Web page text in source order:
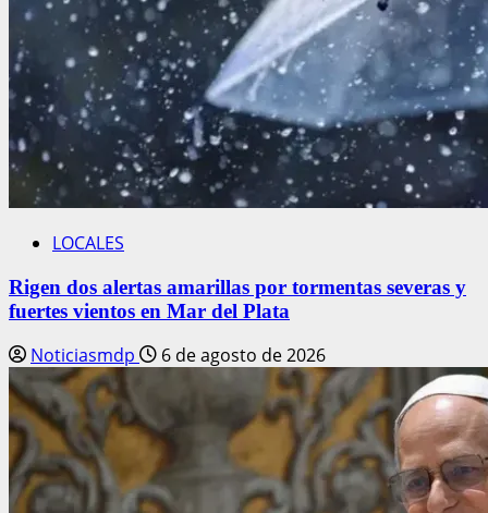
LOCALES
Rigen dos alertas amarillas por tormentas severas y
fuertes vientos en Mar del Plata
Noticiasmdp 6 de agosto de 2026